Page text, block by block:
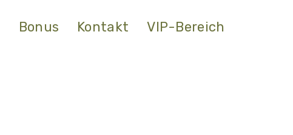
Bonus Kontakt VIP-Bereich